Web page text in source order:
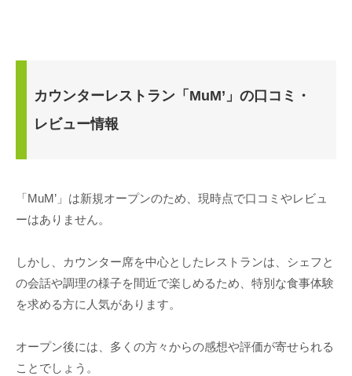
カウンターレストラン「MuM’」の口コミ・
レビュー情報
「MuM’」は新規オープンのため、現時点で口コミやレビュ
ーはありません。
しかし、カウンター席を中心としたレストランは、シェフと
の会話や調理の様子を間近で楽しめるため、特別な食事体験
を求める方に人気があります。
オープン後には、多くの方々からの感想や評価が寄せられる
ことでしょう。